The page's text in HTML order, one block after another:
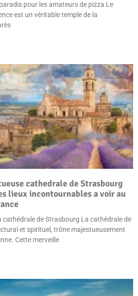
pour les amateurs de pizza Le
est un véritable temple de la
cathedrale de Strasbourg
lieux incontournables a voir au
cathédrale de Strasbourg La cathédrale de
et spirituel, trône majestueusement
Cette merveille